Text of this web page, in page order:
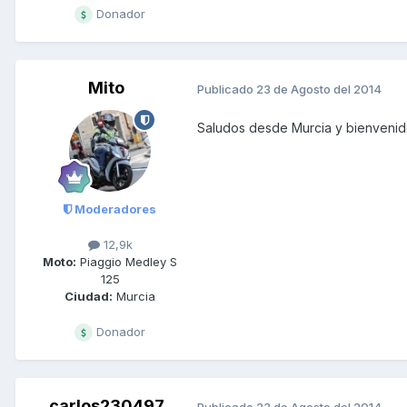
Donador
Mito
Moderadores
12,9k
Moto: Piaggio Medley S
125
Ciudad: Murcia
Donador
Publicado 23 de Agosto del 2014
Saludos desde Murcia y